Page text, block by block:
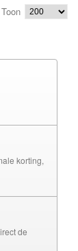
Toon
korting,
de